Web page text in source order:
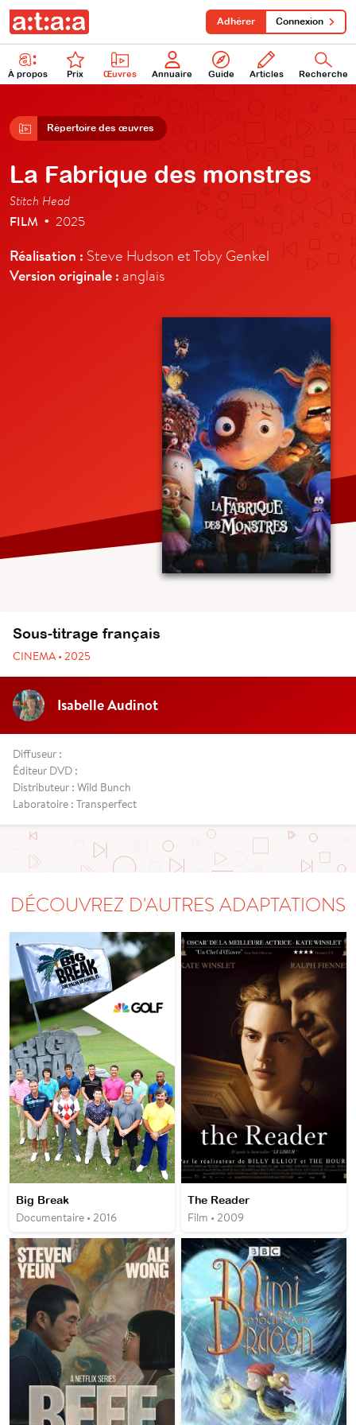
À propos Prix Œuvres Annuaire Guide Articles Recherche
Adhérer Connexion
Répertoire des œuvres
La Fabrique des monstres
Stitch Head
FILM • 2025
Réalisation : Steve Hudson et Toby Genkel
Version originale : anglais
Sous-titrage français
CINEMA • 2025
Isabelle Audinot
Diffuseur :
Éditeur DVD :
Distributeur : Wild Bunch
Laboratoire : Transperfect
DÉCOUVREZ D'AUTRES ADAPTATIONS
Big Break
Documentaire • 2016
The Reader
Film • 2009